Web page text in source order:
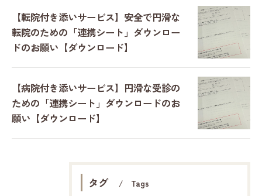
【転院付き添いサービス】安全で円滑な
転院のための「連携シート」ダウンロー
ドのお願い【ダウンロード】
【病院付き添いサービス】円滑な受診の
ための「連携シート」ダウンロードのお
願い【ダウンロード】
タグ Tags